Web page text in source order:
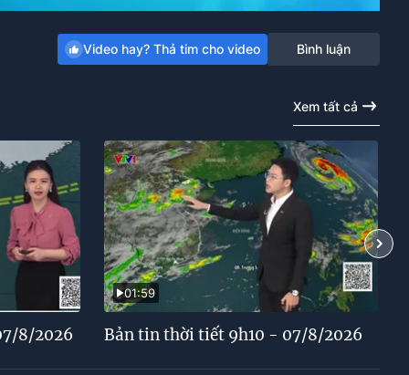
Video hay? Thả tim cho video Bình luận
Xem tất cả
8/2026
01:59
Bản tin thời tiết 9h10 - 07/8/2026